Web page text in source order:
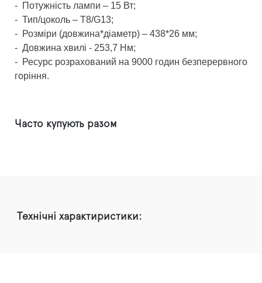
- Потужність лампи – 15 Вт;
- Тип/цоколь – Т8/G13;
- Розміри (довжина*діаметр) – 438*26 мм;
- Довжина хвилі - 253,7 Нм;
- Ресурс розрахований на 9000 годин безперервного
горіння.
Часто купують разом
Технічні характиристики: